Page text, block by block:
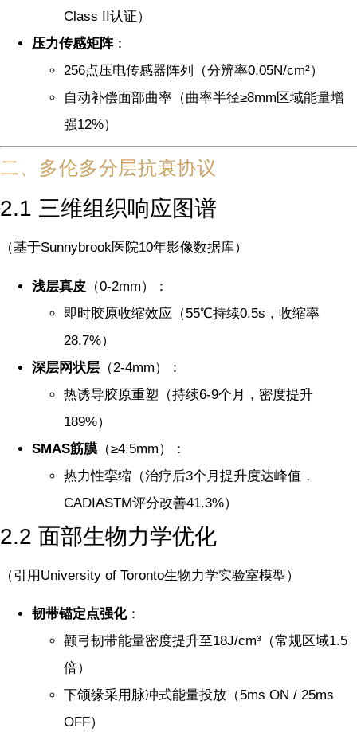
Class II认证）
压力传感矩阵：
256点压电传感器阵列（分辨率0.05N/cm²）
自动补偿面部曲率（曲率半径≥8mm区域能量增
强12%）
二、多伦多分层抗衰协议
2.1 三维组织响应图谱
（基于Sunnybrook医院10年影像数据库）
浅层真皮 （0-2mm）：
即时胶原收缩效应（55℃持续0.5s，收缩率
28.7%）
深层网状层 （2-4mm）：
热诱导胶原重塑（持续6-9个月，密度提升
189%）
SMAS筋膜 （≥4.5mm）：
热力性挛缩（治疗后3个月提升度达峰值，
CADIASTM评分改善41.3%）
2.2 面部生物力学优化
（引用University of Toronto生物力学实验室模型）
韧带锚定点强化：
颧弓韧带能量密度提升至18J/cm³（常规区域1.5
倍）
下颌缘采用脉冲式能量投放（5ms ON / 25ms
OFF）